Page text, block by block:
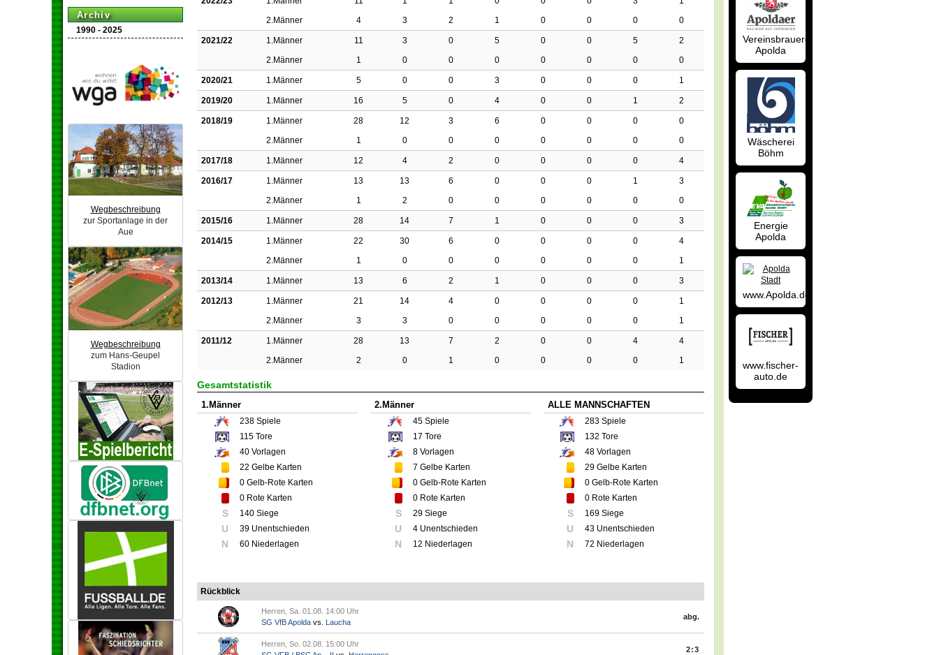
Archiv
1990 - 2025
Wegbeschreibung
zur Sportanlage in der
Aue
Wegbeschreibung
zum Hans-Geupel
Stadion
2.Männer
4 3 2 1 0 0 0 0
2021/22 1.Männer 11 3 0 5 0 0 5
2
2.Männer
1 0 0 0 0 0 0 0
2020/21 1.Männer 5 0 0 3 0 0 0 1
2019/20 1.Männer 16 5 0 4 0 0 1 2
2018/19 1.Männer 28 12 3 6 0 0 0
0
2.Männer
1 0 0 0 0 0 0 0
2017/18 1.Männer 12 4 2 0 0 0 0 4
2016/17 1.Männer 13 13 6 0 0 0 1
3
2.Männer
1 2 0 0 0 0 0 0
2015/16 1.Männer 28 14 7 1 0 0 0 3
2014/15 1.Männer 22 30 6 0 0 0 0
4
2.Männer
1 0 0 0 0 0 0 1
2013/14 1.Männer 13 6 2 1 0 0 0 3
2012/13 1.Männer 21 14 4 0 0 0 0
1
2.Männer
3 3 0 0 0 0 0 1
2011/12 1.Männer 28 13 7 2 0 0 4
4
2.Männer
2 0 1 0 0 0 0 1
Gesamtstatistik
1.Männer
238 Spiele
115 Tore
40 Vorlagen
22 Gelbe Karten
0 Gelb-Rote Karten
0 Rote Karten
S 140 Siege
U 39 Unentschieden
N 60 Niederlagen
2.Männer
45 Spiele
17 Tore
8 Vorlagen
7 Gelbe Karten
0 Gelb-Rote Karten
0 Rote Karten
S 29 Siege
U 4 Unentschieden
N 12 Niederlagen
ALLE MANNSCHAFTEN
283 Spiele
132 Tore
48 Vorlagen
29 Gelbe Karten
0 Gelb-Rote Karten
0 Rote Karten
S 169 Siege
U 43 Unentschieden
N 72 Niederlagen
Rückblick
Herren, Sa. 01.08. 14:00 Uhr
SG VfB Apolda vs. Laucha
abg.
Herren, So. 02.08. 15:00 Uhr
2:3
Vereinsbrauerei
Apolda
Wäscherei
Böhm
Energie
Apolda
www.Apolda.de
www.fischer-
auto.de